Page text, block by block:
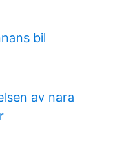
bil
av nara